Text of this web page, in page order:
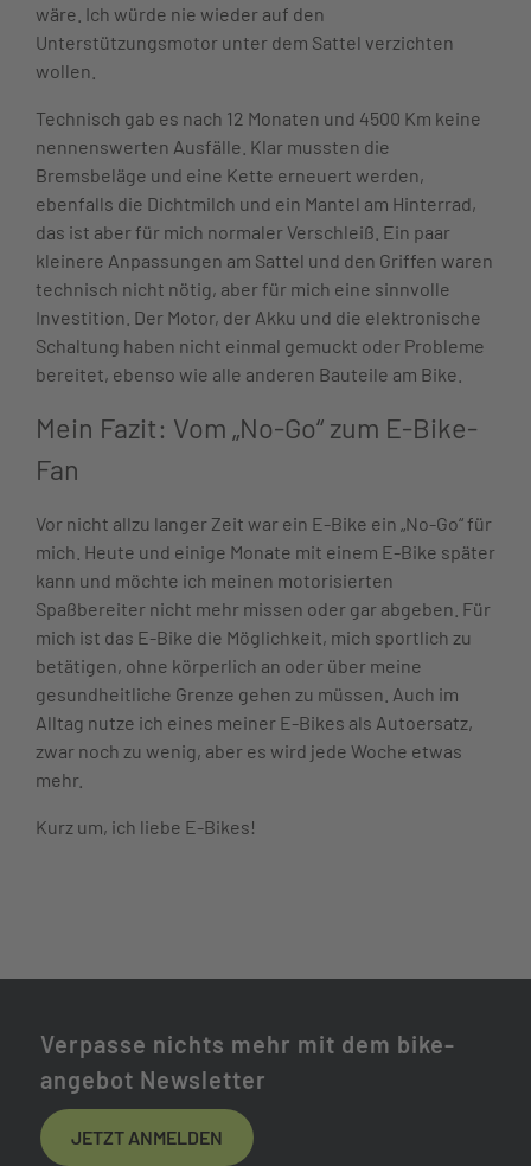
wäre. Ich würde nie wieder auf den
Unterstützungsmotor unter dem Sattel verzichten
wollen.
Technisch gab es nach 12 Monaten und 4500 Km keine
nennenswerten Ausfälle. Klar mussten die
Bremsbeläge und eine Kette erneuert werden,
ebenfalls die Dichtmilch und ein Mantel am Hinterrad,
das ist aber für mich normaler Verschleiß. Ein paar
kleinere Anpassungen am Sattel und den Griffen waren
technisch nicht nötig, aber für mich eine sinnvolle
Investition. Der Motor, der Akku und die elektronische
Schaltung haben nicht einmal gemuckt oder Probleme
bereitet, ebenso wie alle anderen Bauteile am Bike.
Mein Fazit: Vom „No-Go“ zum E-Bike-
Fan
Vor nicht allzu langer Zeit war ein E-Bike ein „No-Go“ für
mich. Heute und einige Monate mit einem E-Bike später
kann und möchte ich meinen motorisierten
Spaßbereiter nicht mehr missen oder gar abgeben. Für
mich ist das E-Bike die Möglichkeit, mich sportlich zu
betätigen, ohne körperlich an oder über meine
gesundheitliche Grenze gehen zu müssen. Auch im
Alltag nutze ich eines meiner E-Bikes als Autoersatz,
zwar noch zu wenig, aber es wird jede Woche etwas
mehr.
Kurz um, ich liebe E-Bikes!
Verpasse nichts mehr mit dem bike-
angebot Newsletter
JETZT ANMELDEN